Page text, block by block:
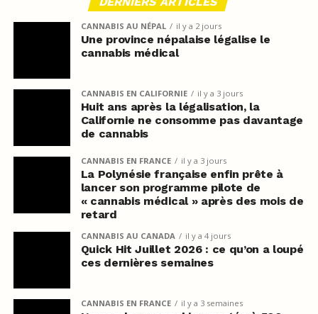
CANNABIS AU NÉPAL il y a 2 jours
Une province népalaise légalise le
cannabis médical
CANNABIS EN CALIFORNIE il y a 3 jours
Huit ans après la légalisation, la
Californie ne consomme pas davantage
de cannabis
CANNABIS EN FRANCE il y a 3 jours
La Polynésie française enfin prête à
lancer son programme pilote de
« cannabis médical » après des mois de
retard
CANNABIS AU CANADA il y a 4 jours
Quick Hit Juillet 2026 : ce qu’on a loupé
ces dernières semaines
CANNABIS EN FRANCE il y a 3 semaines